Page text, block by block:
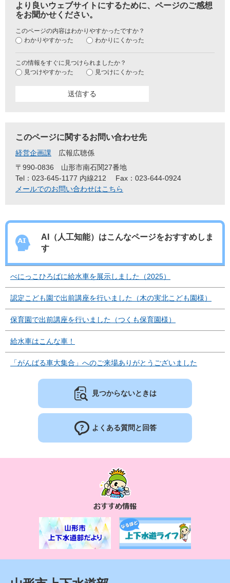
より良いウェブサイトにするために、ページのご感想
をお聞かせください。
このページの内容はわかりやすかったですか？
わかりやすかった
わかりにくかった
この情報をすぐに見つけられましたか？
見つけやすかった
見つけにくかった
このページに関するお問い合わせ先
経営企画課
広報広聴係
〒990-0836
山形市南石関27番地
Tel：023-645-1177 内線212
Fax：023-644-0924
メールでのお問い合わせはこちら
AI（人工知能）はこんなページをおすすめしま
す
べにっこひろばに給水車を展示しました（2025）
認定こども園で出前講座を行いました（木の実北こども園様）
保育園で出前講座を行いました（つくも保育園様）
給水車はこんな車！
「がんばる車大集合」へのご来場ありがとうございました
見つからないときは
よくある質問と回答
す
め
情
報